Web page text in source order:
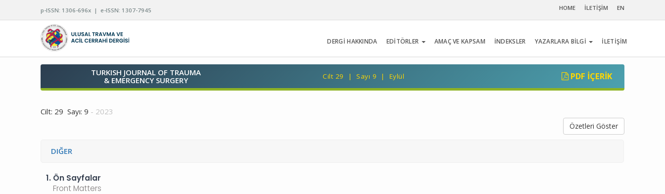
p-ISSN: 1306-696x | e-ISSN: 1307-7945 HOME İLETİŞİM EN
DERGİ HAKKINDA EDİTÖRLER AMAÇ VE KAPSAM İNDEKSLER YAZARLARA BİLGİ İLETİŞİM
TURKISH JOURNAL OF TRAUMA
& EMERGENCY SURGERY
Cilt 29 | Sayı 9 | Eylül PDF İÇERIK
Cilt: 29 Sayı: 9 - 2023
Özetleri Göster
DIĞER
1. Ön Sayfalar
Front Matters